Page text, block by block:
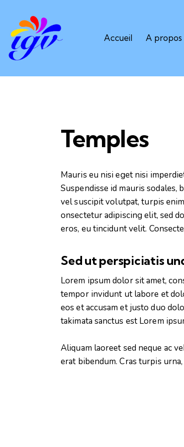
Accueil A propos
Temples
Mauris eu nisi eget nisi
Suspendisse id mauris
vel suscipit volutpat, turpis
onsectetur adipiscing elit, sed
eros, eu tincidunt velit.
Sed ut perspiciatis
Lorem ipsum dolor sit amet,
tempor invidunt ut labore et
eos et accusam et justo duo
takimata sanctus est Lorem
Aliquam laoreet sed neque ac
erat bibendum. Cras turpis
Dena MWANA
Publicité